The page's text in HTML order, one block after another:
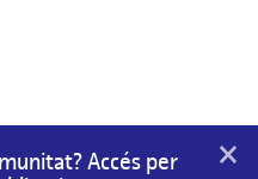
Accés per
×